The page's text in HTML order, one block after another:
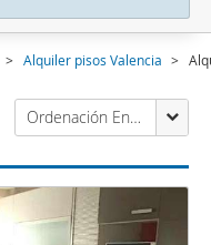
Alquiler pisos Valencia
Ordenación Enalquiler